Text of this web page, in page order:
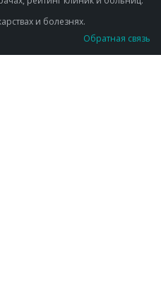
и болезнях.
Обратная связь